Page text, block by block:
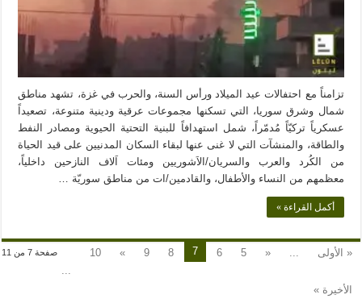
تزامناً مع احتفالات عيد الميلاد ورأس السنة، والحرب في غزة، تشهد مناطق
شمال وشرق سوريا، التي تسكنها مجموعات عرقية ودينية متنوعة، تصعيداً
عسكرياً تركيّاً مُدمّراً، شمل استهدافاً للبنية التحتية الحيوية ومصادر النفط
والطاقة، والمنشآت التي لا غنى عنها لبقاء السكان المدنيين على قيد الحياة
من الكُرد والعرب والسريان/الاَشوريين ومئات اَلاف النازحين داخلياً،
معظمهم من النساء والأطفال، والقادمين/ات من مناطق سوريّة …
أكمل القراءة »
صفحة 7 من 11 « الأولى «
5
6
7
8
9
»
10
الأخيرة »